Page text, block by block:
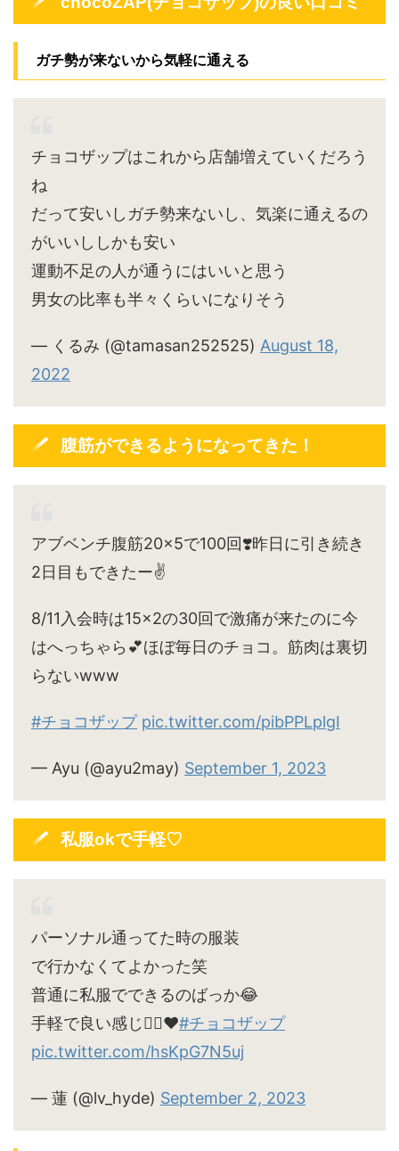
ガチ勢が来ないから気軽に通える
チョコザップはこれから店舗増えていくだろう
ね
だって安いしガチ勢来ないし、気楽に通えるの
がいいししかも安い
運動不足の人が通うにはいいと思う
男女の比率も半々くらいになりそう
— くるみ (@tamasan252525) August 18,
2022
腹筋ができるようになってきた！
アブベンチ腹筋20×5で100回❣️昨日に引き続き
2日目もできたー✌️
8/11入会時は15×2の30回で激痛が来たのに今
はへっちゃら💕ほぼ毎日のチョコ。筋肉は裏切
らないwww
#チョコザップ pic.twitter.com/pibPPLplgI
— Ayu (@ayu2may) September 1, 2023
私服okで手軽♡
パーソナル通ってた時の服装
で行かなくてよかった笑
普通に私服でできるのばっか😂
手軽で良い感じ🙆‍♀️♥#チョコザップ
pic.twitter.com/hsKpG7N5uj
— 蓮 (@lv_hyde) September 2, 2023